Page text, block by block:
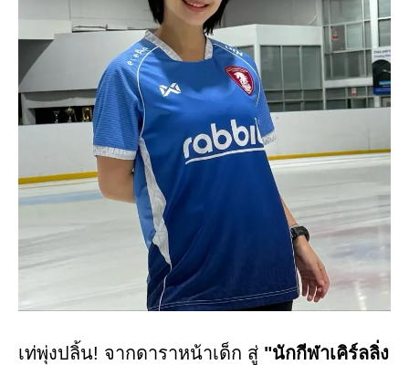
เท่พุ่งปลิ้น! จากดาราหน้าเด็ก สู่ "นักกีฬาเคิร์ลลิ่ง